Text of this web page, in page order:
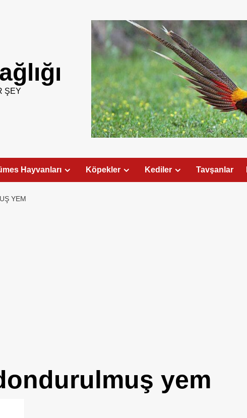
ŞEY
Hayvanları Köpekler Kediler Tavşanlar
YEM
yem